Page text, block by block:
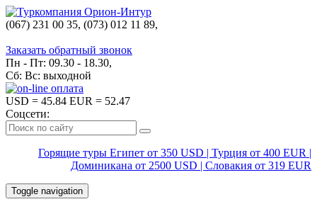
(067) 231 00 35, (073) 012 11 89,
Заказать обратный звонок
Пн - Пт: 09.30 - 18.30,
Сб: Вс: выходной
USD = 45.84 EUR = 52.47
Соцсети:
Горящие туры Египет от 350 USD | Турция от 400 EUR |
Доминикана от 2500 USD | Словакия от 319 EUR
Toggle navigation